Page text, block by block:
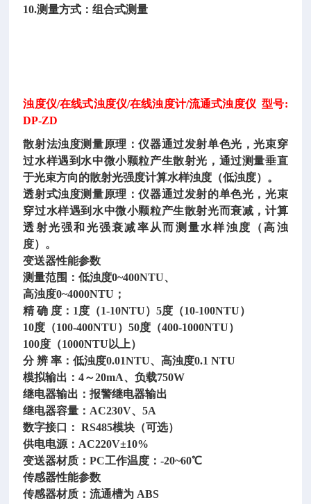
10.测量方式：组合式测量
浊度仪/在线式浊度仪/在线浊度计/流通式浊度仪 型号:
DP-ZD
散射法浊度测量原理：仪器通过发射单色光，光束穿
过水样遇到水中微小颗粒产生散射光，通过测量垂直
于光束方向的散射光强度计算水样浊度（低浊度）。
透射式浊度测量原理：仪器通过发射的单色光，光束
穿过水样遇到水中微小颗粒产生散射光而衰减，计算
透射光强和光强衰减率从而测量水样浊度（高浊
度）。
变送器性能参数
测量范围：低浊度0~400NTU、
高浊度0~4000NTU；
精 确 度：1度（1-10NTU）5度（10-100NTU）
10度（100-400NTU）50度（400-1000NTU）
100度（1000NTU以上）
分 辨 率：低浊度0.01NTU、高浊度0.1 NTU
模拟输出：4～20mA、负载750W
继电器输出：报警继电器输出
继电器容量：AC230V、5A
数字接口： RS485模块（可选）
供电电源：AC220V±10%
变送器材质：PC工作温度：-20~60℃
传感器性能参数
传感器材质：流通槽为 ABS